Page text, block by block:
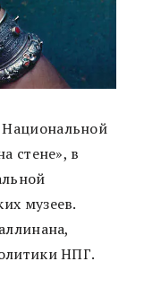
стене», в
музеев.
НПГ.